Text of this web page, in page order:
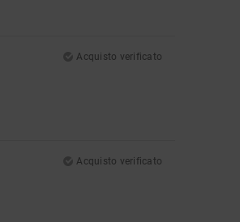
Acquisto verificato
Acquisto verificato